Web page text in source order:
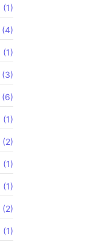
(1)
(4)
(1)
(3)
(6)
(1)
(2)
(1)
(1)
(2)
(1)